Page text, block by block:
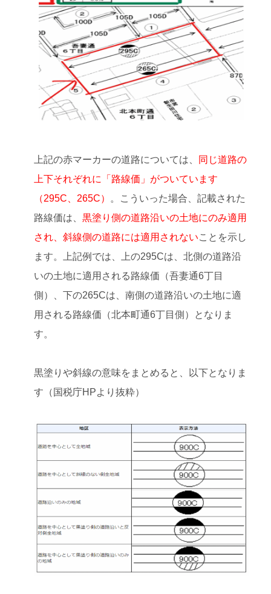
上記の赤マーカーの道路については、
同じ道路の
上下それぞれに「路線価」がついています
（295C、265C）
。こういった場合、記載された
路線価は、 黒塗り側の道路沿いの土地にのみ適用
され、斜線側の道路には適用されないことを示し
ます。上記例では、上の295Cは、北側の道路沿
いの土地に適用される路線価（吾妻通6丁目
側）、下の265Cは、南側の道路沿いの土地に適
用される路線価（北本町通6丁目側）となりま
す。
黒塗りや斜線の意味をまとめると、以下となりま
す（国税庁HPより抜粋）